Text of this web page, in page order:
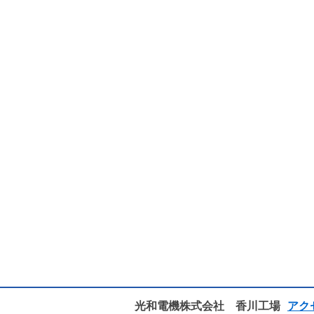
光和電機株式会社 香川工場 アク